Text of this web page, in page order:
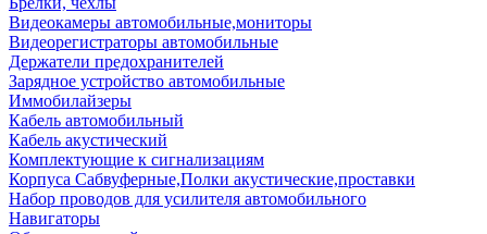
Видеокамеры автомобильные,мониторы
Видеорегистраторы автомобильные
Держатели предохранителей
Зарядное устройство автомобильные
Иммобилайзеры
Кабель автомобильный
Кабель акустический
Комплектующие к сигнализациям
Корпуса Сабвуферные,Полки акустические,проставки
Набор проводов для усилителя автомобильного
Навигаторы